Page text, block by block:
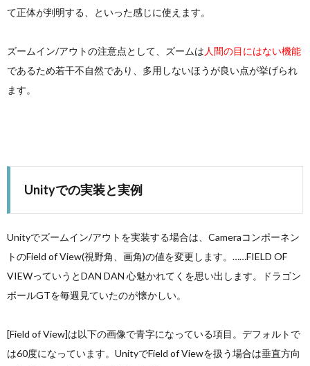
て正体が判明する、といった感じに使えます。
ズームイン/アウトの注意点として、ズームは 人間の目にはない機能
であるため若干不自然であり、多用しないほうが良い点が挙げられ
ます。
Unityでの実装と実例
Unityでズームイン/アウトを実装する場合は、Cameraコンポーネン
トのField of View(視野角、画角)の値を変更します。……FIELD OF
VIEWっていうとDAN DAN 心魅かれてくを思い出します。ドラゴン
ボールGTを毎週見ていたのが懐かしい。
[Field of View]は以下の画像で青字になっている項目。デフォルトで
は60度になっています。UnityでField of Viewを扱う場合は垂直方向